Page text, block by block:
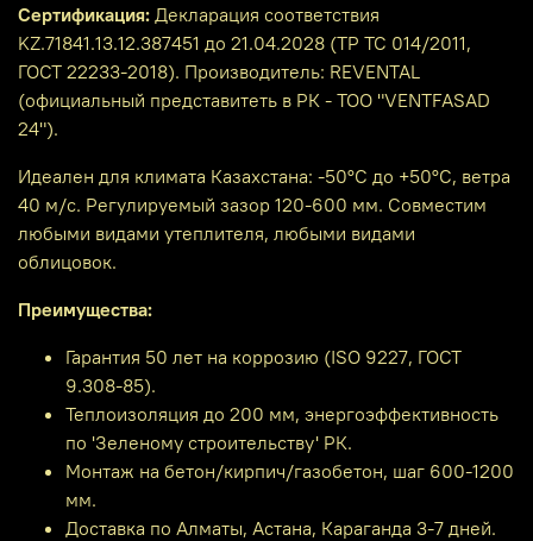
Сертификация: Декларация соответствия
KZ.71841.13.12.387451 до 21.04.2028 (ТР ТС 014/2011,
ГОСТ 22233-2018). Производитель: REVENTAL
(официальный представитеть в РК - ТОО "VENTFASAD
24").
Идеален для климата Казахстана: -50°C до +50°C, ветра
40 м/с. Регулируемый зазор 120-600 мм. Совместим
любыми видами утеплителя, любыми видами
облицовок.
Преимущества:
Гарантия 50 лет на коррозию (ISO 9227, ГОСТ
9.308-85).
Теплоизоляция до 200 мм, энергоэффективность
по 'Зеленому строительству' РК.
Монтаж на бетон/кирпич/газобетон, шаг 600-1200
мм.
Доставка по Алматы, Астана, Караганда 3-7 дней.